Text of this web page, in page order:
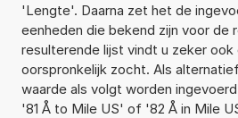
'Lengte'. Daarna zet het de
eenheden die bekend zijn voor de
resulterende lijst vindt u zeker ook
oorspronkelijk zocht. Als
waarde als volgt worden
'81 Å to Mile US' of '82 Å in Mile